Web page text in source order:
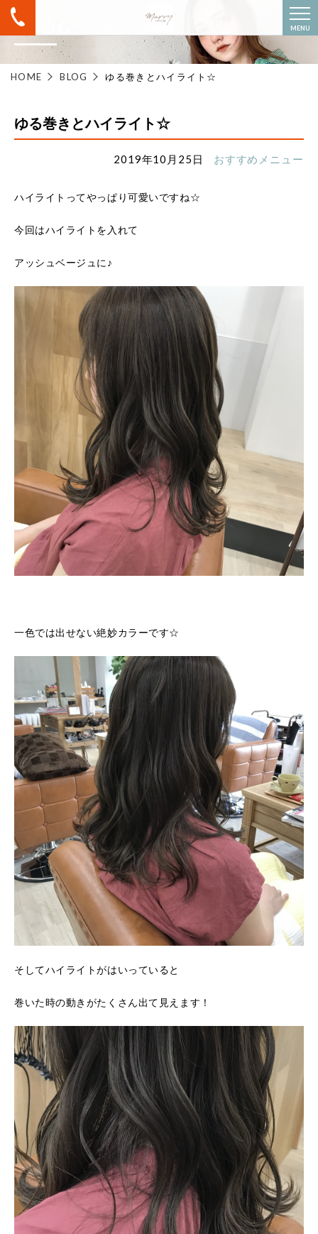
MENU
BLOG
HOME BLOG ゆる巻きとハイライト☆
ゆる巻きとハイライト☆
2019年10月25日 おすすめメニュー
ハイライトってやっぱり可愛いですね☆
今回はハイライトを入れて
アッシュベージュに♪
一色では出せない絶妙カラーです☆
そしてハイライトがはいっていると
巻いた時の動きがたくさん出て見えます！